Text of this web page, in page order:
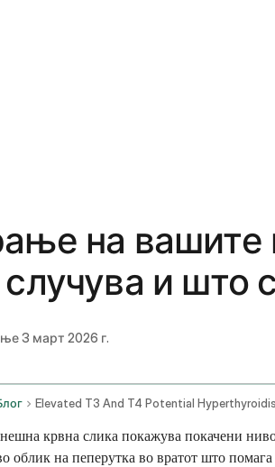
на вашите
и што
3 март 2026 г.
крвна слика покажува покачени
облик на пеперутка во вратот што